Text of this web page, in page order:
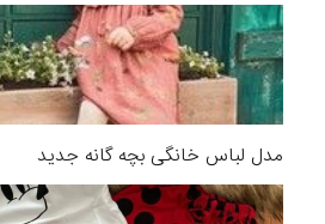
مدل لباس خانگی بچه گانه جدید